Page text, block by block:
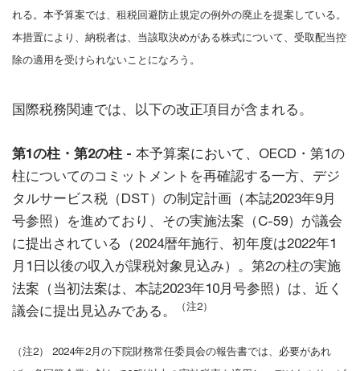
れる。本予算案では、租税回避防止規定の例外の廃止を提案している。
本措置により、納税者は、当該取決めがある株式について、受取配当控
除の適用を受けられないことになろう。
国際税務関連では、以下の改正項目が含まれる。
第1の柱・第2の柱 - 本予算案において、OECD・第1の
柱についてのコミットメントを再確認する一方、デジ
タルサービス税（DST）の制定計画（本誌2023年9月
号参照）を進めており、その実施法案（C-59）が議会
に提出されている（2024暦年施行、初年度は2022年1
月1日以後の収入が課税対象見込み）。第2の柱の実施
法案（当初法案は、本誌2023年10月号参照）は、近く
議会に提出見込みである。
（注2）
（注2） 2024年2月の下院財務常任委員会の報告書では、必要があれ